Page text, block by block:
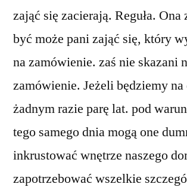
zająć się zacierają. Reguła. Ona
być może pani zająć się, który
na zamówienie. zaś nie skazani
zamówienie. Jeżeli będziemy
żadnym razie parę lat. pod
tego samego dnia mogą one
inkrustować wnętrze naszego
zapotrzebować wszelkie